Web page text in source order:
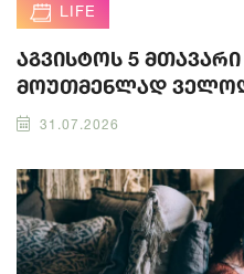
LIFE
აგვისტოს 5
მოუთმენლად
31.07.2026